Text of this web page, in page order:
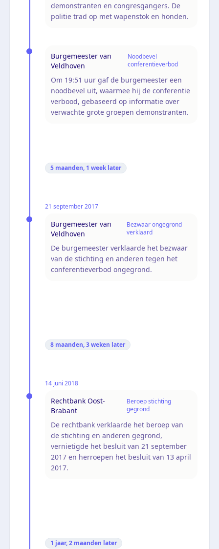
demonstranten en congresgangers. De
politie trad op met wapenstok en honden.
Burgemeester van
Veldhoven
Noodbevel
conferentieverbod
Om 19:51 uur gaf de burgemeester een
noodbevel uit, waarmee hij de conferentie
verbood, gebaseerd op informatie over
verwachte grote groepen demonstranten.
5 maanden, 1 week later
21 september 2017
Burgemeester van
Veldhoven
Bezwaar ongegrond
verklaard
De burgemeester verklaarde het bezwaar
van de stichting en anderen tegen het
conferentieverbod ongegrond.
8 maanden, 3 weken later
14 juni 2018
Rechtbank Oost-
Brabant
Beroep stichting
gegrond
De rechtbank verklaarde het beroep van
de stichting en anderen gegrond,
vernietigde het besluit van 21 september
2017 en herroepen het besluit van 13 april
2017.
1 jaar, 2 maanden later